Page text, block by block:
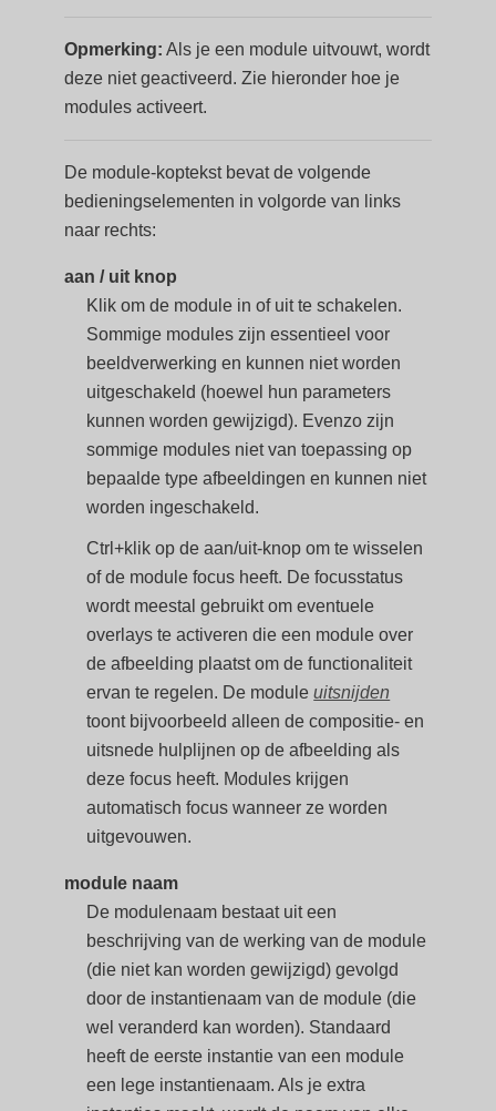
Opmerking: Als je een module uitvouwt, wordt
deze niet geactiveerd. Zie hieronder hoe je
modules activeert.
De module-koptekst bevat de volgende
bedieningselementen in volgorde van links
naar rechts:
aan / uit knop
Klik om de module in of uit te schakelen.
Sommige modules zijn essentieel voor
beeldverwerking en kunnen niet worden
uitgeschakeld (hoewel hun parameters
kunnen worden gewijzigd). Evenzo zijn
sommige modules niet van toepassing op
bepaalde type afbeeldingen en kunnen niet
worden ingeschakeld.
Ctrl+klik op de aan/uit-knop om te wisselen
of de module focus heeft. De focusstatus
wordt meestal gebruikt om eventuele
overlays te activeren die een module over
de afbeelding plaatst om de functionaliteit
ervan te regelen. De moduleuitsnijden
toont bijvoorbeeld alleen de compositie- en
uitsnede hulplijnen op de afbeelding als
deze focus heeft. Modules krijgen
automatisch focus wanneer ze worden
uitgevouwen.
module naam
De modulenaam bestaat uit een
beschrijving van de werking van de module
(die niet kan worden gewijzigd) gevolgd
door de instantienaam van de module (die
wel veranderd kan worden). Standaard
heeft de eerste instantie van een module
een lege instantienaam. Als je extra